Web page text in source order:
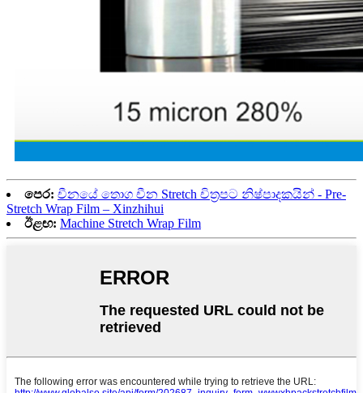
පෙර: චීනයේ තොග චීන Stretch චිත්‍රපට නිෂ්පාදකයින් - Pre-
Stretch Wrap Film – Xinzhihui
ඊළඟ: Machine Stretch Wrap Film